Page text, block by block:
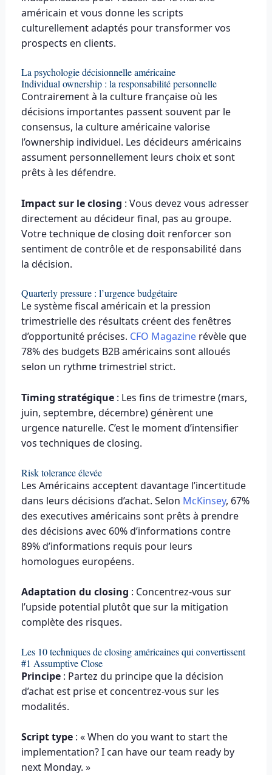
américain et vous donne les scripts
culturellement adaptés pour transformer vos
prospects en clients.
La psychologie décisionnelle américaine
Individual ownership : la responsabilité personnelle
Contrairement à la culture française où les
décisions importantes passent souvent par le
consensus, la culture américaine valorise
l’ownership individuel. Les décideurs américains
assument personnellement leurs choix et sont
prêts à les défendre.
Impact sur le closing : Vous devez vous adresser
directement au décideur final, pas au groupe.
Votre technique de closing doit renforcer son
sentiment de contrôle et de responsabilité dans
la décision.
Quarterly pressure : l’urgence budgétaire
Le système fiscal américain et la pression
trimestrielle des résultats créent des fenêtres
d’opportunité précises. CFO Magazinerévèle que
78% des budgets B2B américains sont alloués
selon un rythme trimestriel strict.
Timing stratégique: Les fins de trimestre (mars,
juin, septembre, décembre) génèrent une
urgence naturelle. C’est le moment d’intensifier
vos techniques de closing.
Risk tolerance élevée
Les Américains acceptent davantage l’incertitude
dans leurs décisions d’achat. Selon McKinsey, 67%
des executives américains sont prêts à prendre
des décisions avec 60% d’informations contre
89% d’informations requis pour leurs
homologues européens.
Adaptation du closing : Concentrez-vous sur
l’upside potential plutôt que sur la mitigation
complète des risques.
Les 10 techniques de closing américaines qui convertissent
#1 Assumptive Close
Principe : Partez du principe que la décision
d’achat est prise et concentrez-vous sur les
modalités.
Script type : « When do you want to start the
implementation? I can have our team ready by
next Monday. »